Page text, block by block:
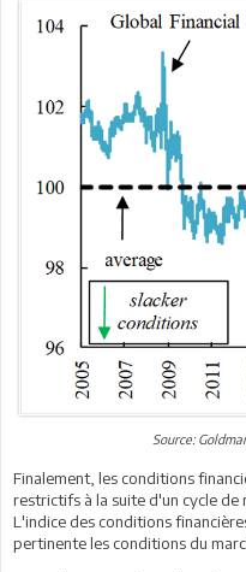
Source:
Finalement, les conditions
restrictifs à la suite d'un cycle
L'indice des conditions
pertinente les conditions du